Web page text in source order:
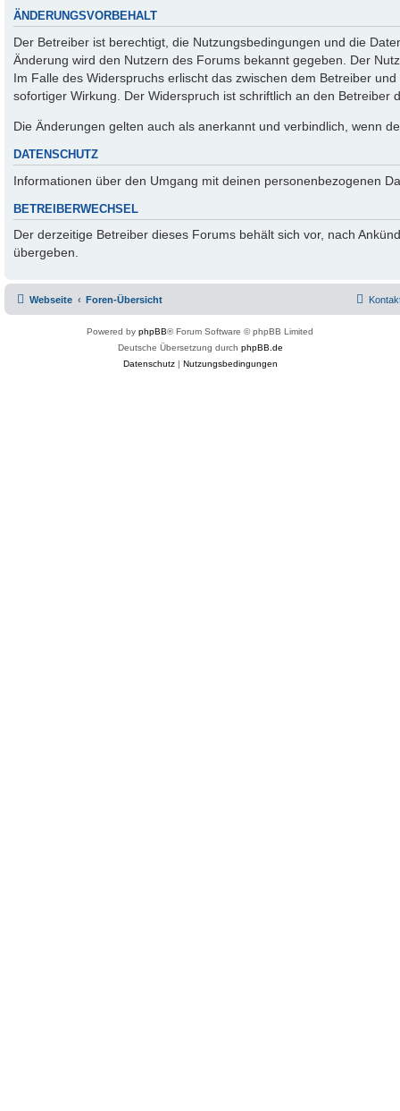
ÄNDERUNGSVORBEHALT
Der Betreiber ist berechtigt, die Nutzungsbedingungen und die
Änderung wird den Nutzern des Forums bekannt gegeben. Der
Im Falle des Widerspruchs erlischt das zwischen dem Betreiber
sofortiger Wirkung. Der Widerspruch ist schriftlich an den Betreiber
Die Änderungen gelten auch als anerkannt und verbindlich, wenn
DATENSCHUTZ
Informationen über den Umgang mit deinen personenbezogenen
BETREIBERWECHSEL
Der derzeitige Betreiber dieses Forums behält sich vor, nach
übergeben.
Webseite Foren-Übersicht
Powered by phpBB® Forum Software © phpBB Limited
Deutsche Übersetzung durch phpBB.de
Datenschutz| Nutzungsbedingungen